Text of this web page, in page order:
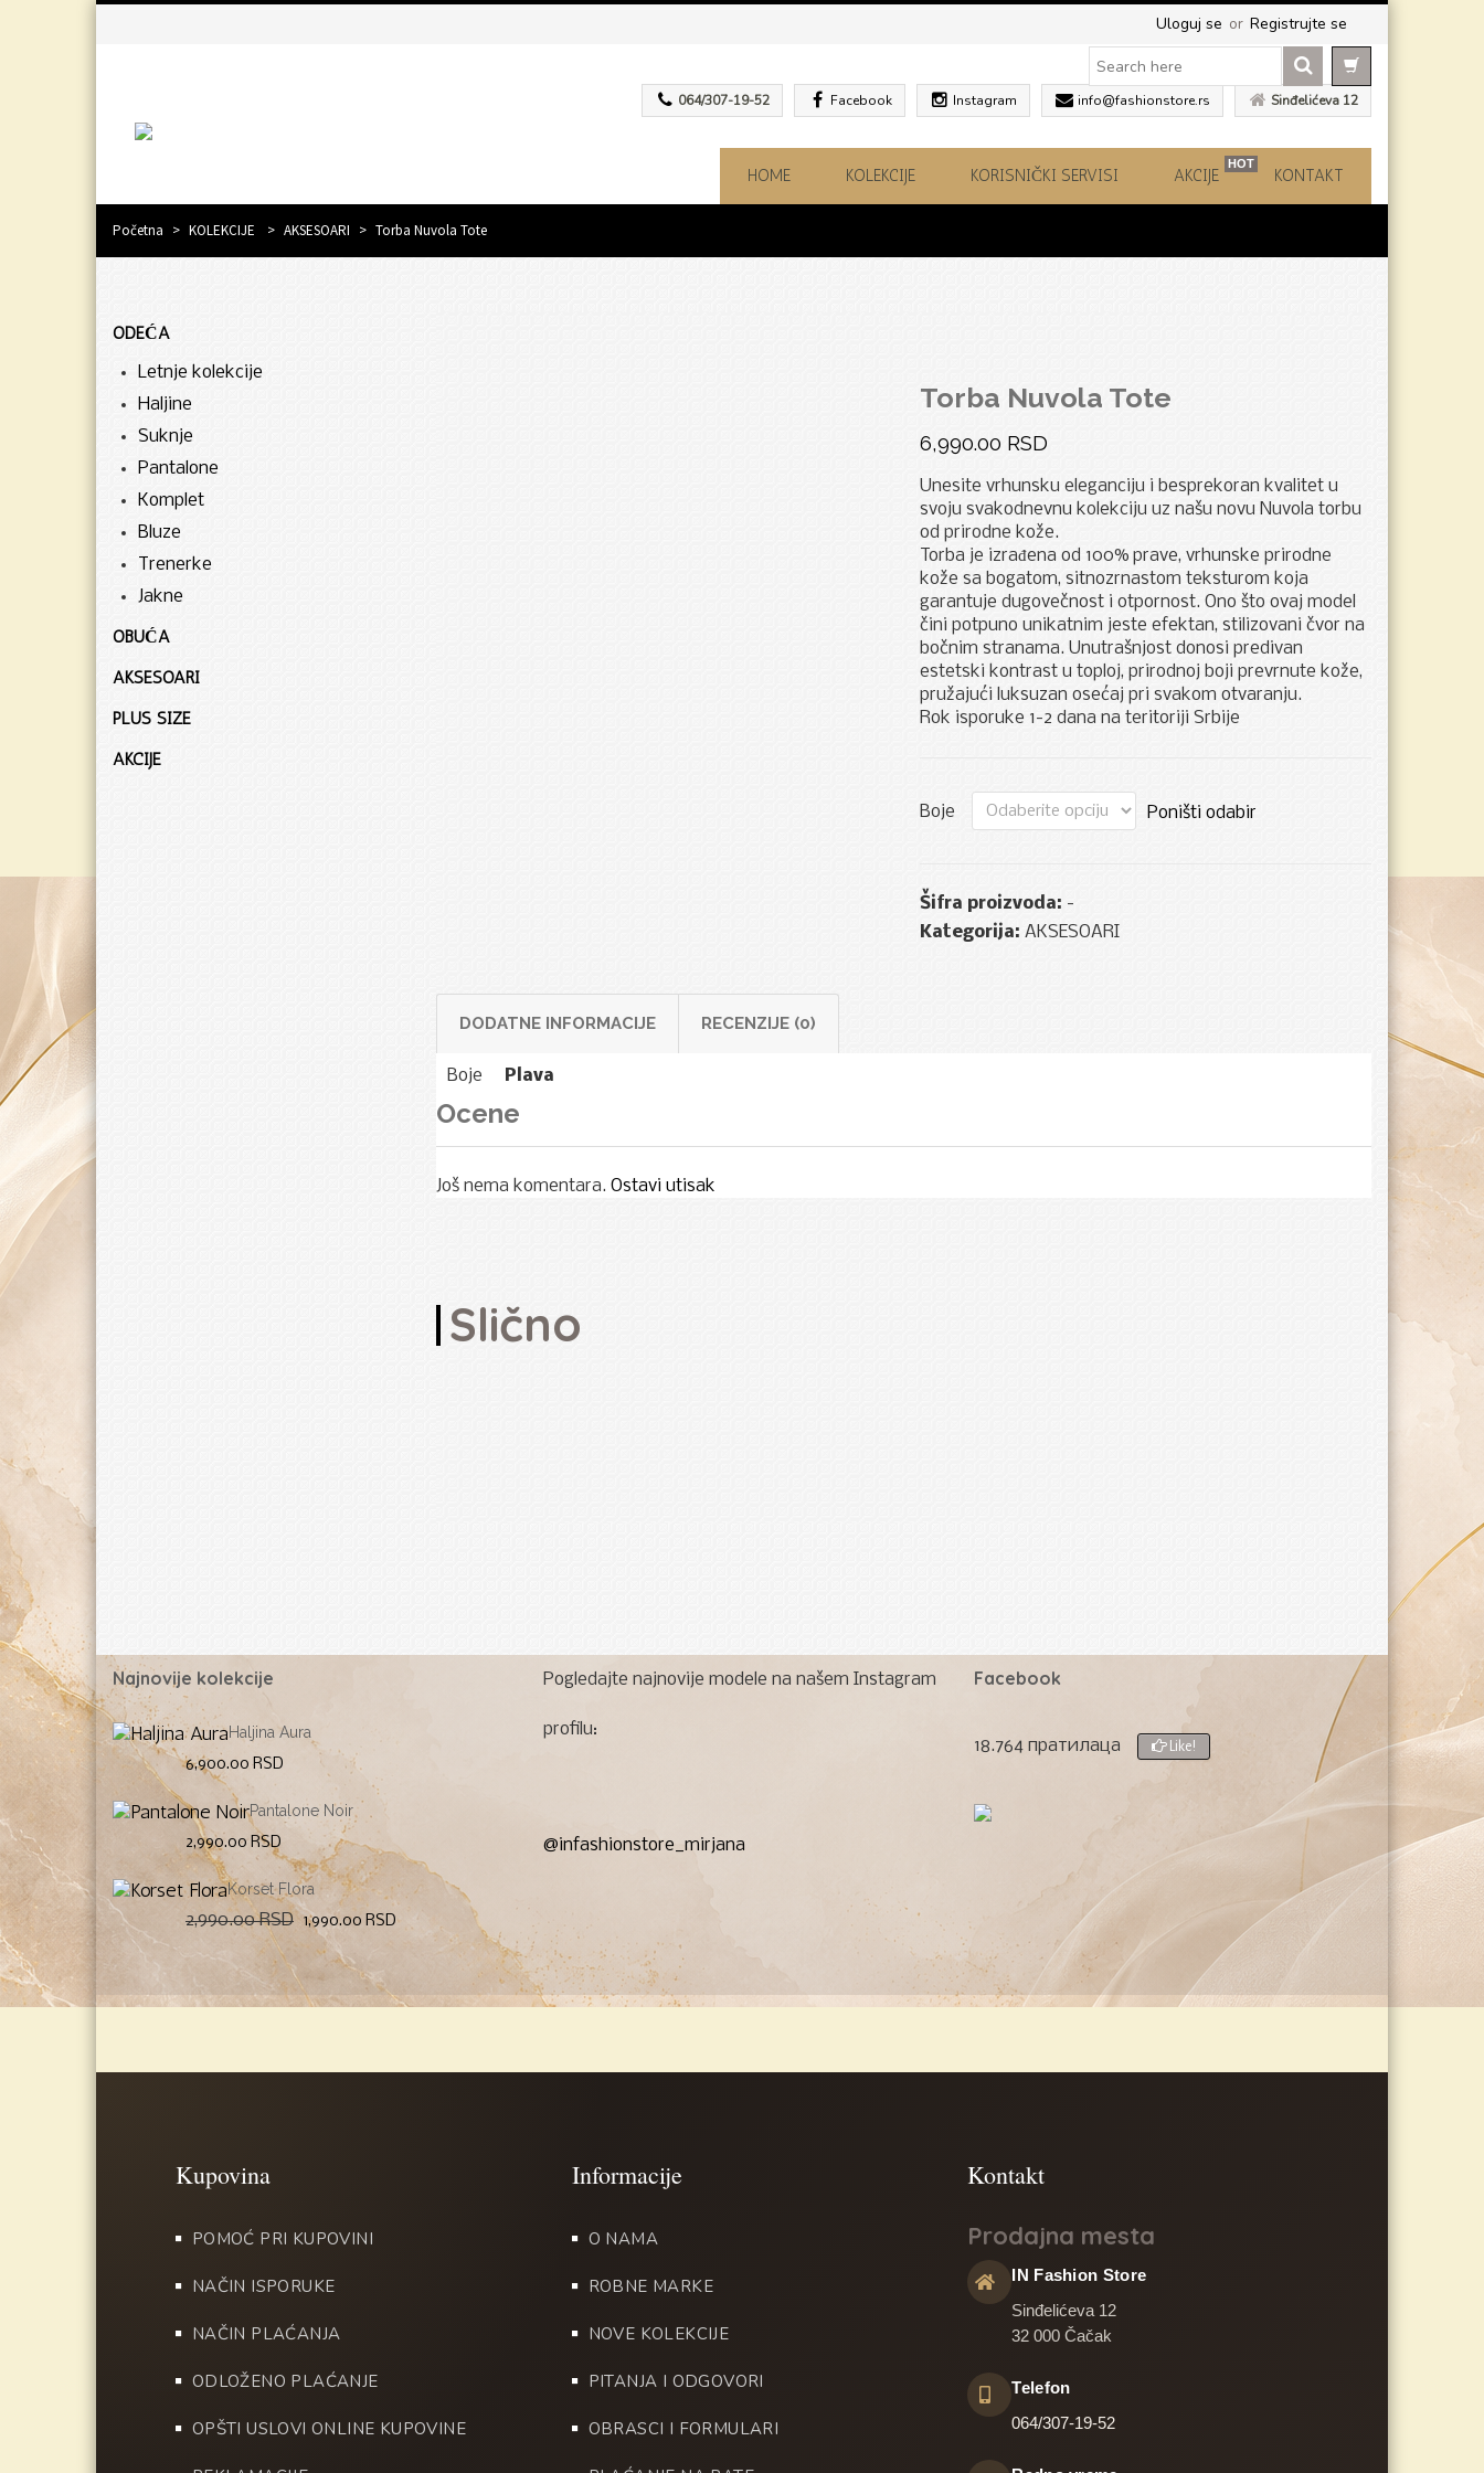
Uloguj se or Registrujte se
064/307-19-52 Facebook Instagram info@fashionstore.rs Sinđelićeva 12
HOME KOLEKCIJE KORISNIČKI SERVISI AKCIJE
HOT
KONTAKT
Početna > KOLEKCIJE > AKSESOARI > Torba Nuvola Tote
Torba Nuvola Tote
6,990.00 RSD
Unesite vrhunsku eleganciju i besprekoran kvalitet u
svoju svakodnevnu kolekciju uz našu novu Nuvola torbu
od prirodne kože.
Torba je izrađena od 100% prave, vrhunske prirodne
kože sa bogatom, sitnozrnastom teksturom koja
garantuje dugovečnost i otpornost. Ono što ovaj model
čini potpuno unikatnim jeste efektan, stilizovani čvor na
bočnim stranama. Unutrašnjost donosi predivan
estetski kontrast u toploj, prirodnoj boji prevrnute kože,
pružajući luksuzan osećaj pri svakom otvaranju.
Rok isporuke 1-2 dana na teritoriji Srbije
Boje Poništi odabir
Šifra proizvoda: -
Kategorija:AKSESOARI
DODATNE INFORMACIJE RECENZIJE (0)
Boje Plava
Ocene
Još nema komentara. Ostavi utisak
Slično
ODEĆA
Letnje kolekcije
Haljine
Suknje
Pantalone
Komplet
Bluze
Trenerke
Jakne
OBUĆA
AKSESOARI
PLUS SIZE
AKCIJE
Najnovije kolekcije
Haljina Aura
6,900.00RSD
Pantalone Noir
2,990.00 RSD
Korset Flora
2,990.00RSD Original
price
was:
2,990.00 RSD.
1,990.00 RSD
Current
price
1,990.00 RSD.
Pogledajte najnovije modele na našem Instagram
profilu:
@infashionstore_mirjana
Facebook
18.764 пратилаца Like!
POMOĆ PRI KUPOVINI
NAČIN ISPORUKE
NAČIN PLAĆANJA
ODLOŽENO PLAĆANJE
OPŠTI USLOVI ONLINE KUPOVINE
O NAMA
ROBNE MARKE
NOVE KOLEKCIJE
PITANJA I ODGOVORI
OBRASCI I FORMULARI
Prodajna mesta
IN Fashion Store
Sinđelićeva 12
32 000 Čačak
Telefon
064/307-19-52